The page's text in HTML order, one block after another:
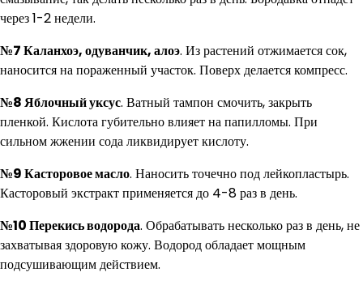
через 1-2 недели.
№7 Каланхоэ, одуванчик, алоэ. Из растений отжимается сок,
наносится на пораженный участок. Поверх делается компресс.
№8 Яблочный уксус. Ватный тампон смочить, закрыть
пленкой. Кислота губительно влияет на папилломы. При
сильном жжении сода ликвидирует кислоту.
№9 Касторовое масло. Наносить точечно под лейкопластырь.
Касторовый экстракт применяется до 4-8 раз в день.
№10 Перекись водорода. Обрабатывать несколько раз в день, не
захватывая здоровую кожу. Водород обладает мощным
подсушивающим действием.